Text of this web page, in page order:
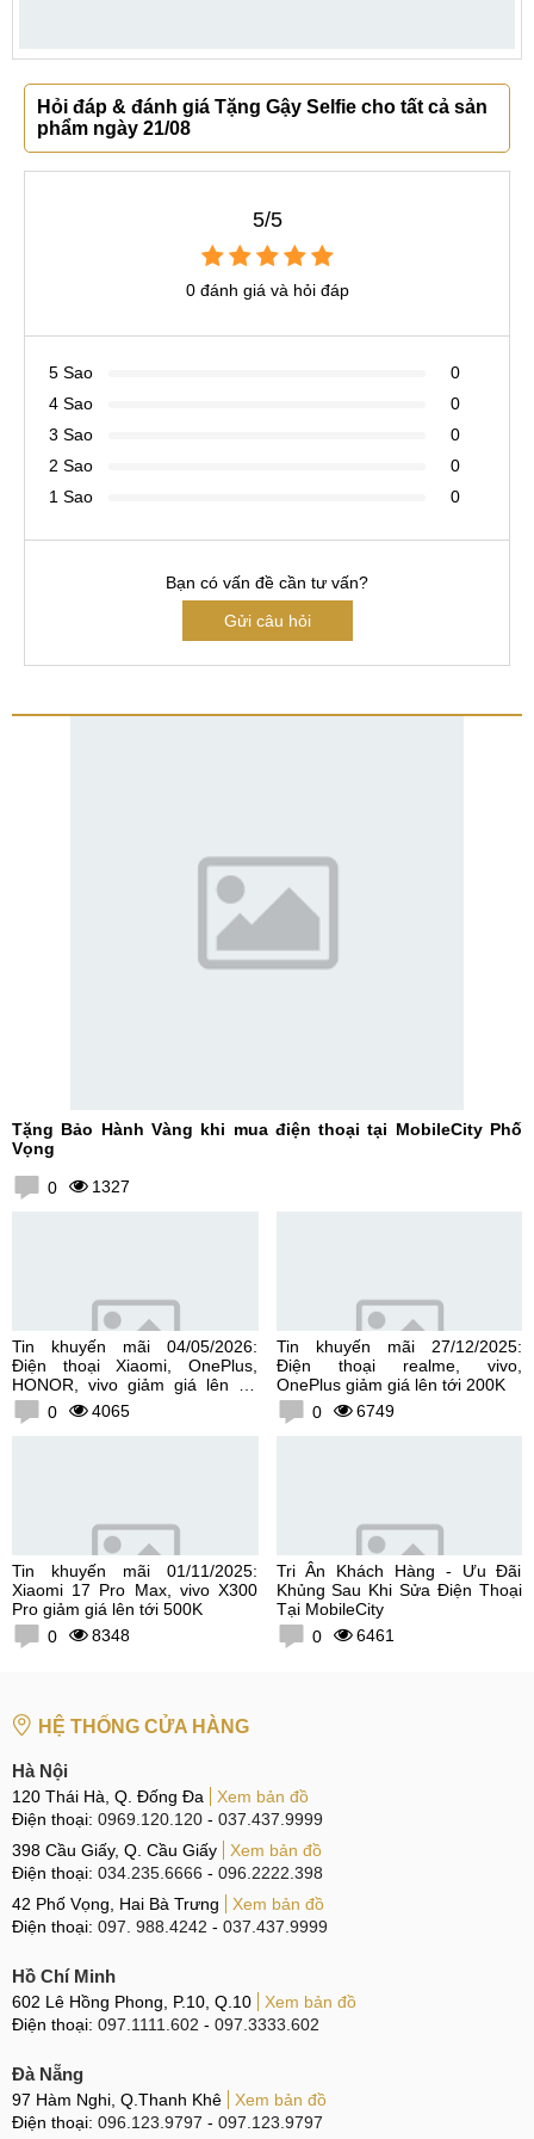
Hỏi đáp & đánh giá Tặng Gậy Selfie cho tất cả sản
phẩm ngày 21/08
5/5
0 đánh giá và hỏi đáp
5 Sao
0
4 Sao
0
3 Sao
0
2 Sao
0
1 Sao
0
Bạn có vấn đề cần tư vấn?
Gửi câu hỏi
Tặng Bảo Hành Vàng khi mua điện thoại tại MobileCity Phố
Vọng
0 1327
Tin khuyến mãi 04/05/2026:
Điện thoại Xiaomi, OnePlus,
HONOR, vivo giảm giá lên tới
300K0 4065
Tin khuyến mãi 27/12/2025:
Điện thoại realme, vivo,
OnePlus giảm giá lên tới 200K
0
6749
Tin khuyến mãi 01/11/2025:
Xiaomi 17 Pro Max, vivo X300
Pro giảm giá lên tới 500K
0
8348
Tri Ân Khách Hàng - Ưu Đãi
Khủng Sau Khi Sửa Điện Thoại
Tại MobileCity
0
6461
HỆ THỐNG CỬA HÀNG
Hà Nội
120 Thái Hà, Q. Đống Đa
Xem bản đồ
Điện thoại: 0969.120.120 - 037.437.9999
398 Cầu Giấy, Q. Cầu Giấy
Xem bản đồ
Điện thoại: 034.235.6666 - 096.2222.398
42 Phố Vọng, Hai Bà Trưng
Xem bản đồ
Điện thoại: 097. 988.4242 - 037.437.9999
Hồ Chí Minh
602 Lê Hồng Phong, P.10, Q.10
Xem bản đồ
Điện thoại: 097.1111.602 - 097.3333.602
Đà Nẵng
97 Hàm Nghi, Q.Thanh Khê
Xem bản đồ
Điện thoại: 096.123.9797 - 097.123.9797